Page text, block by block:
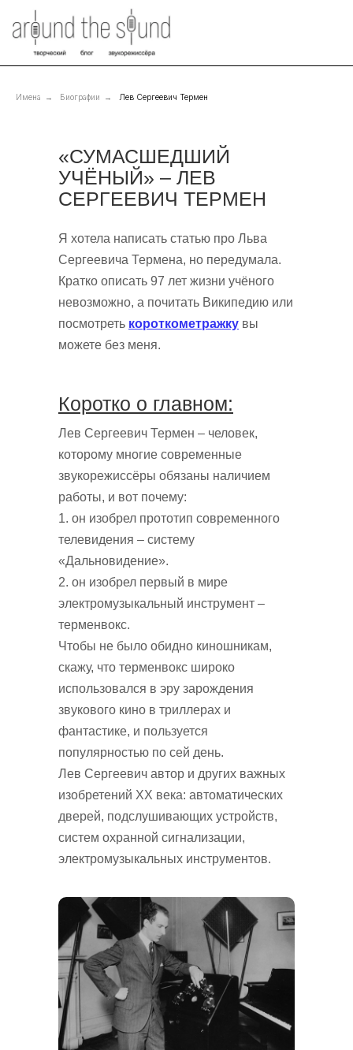
Имена → Биографии → Лев Сергеевич Термен
Лев Сергеевич Термен – человек,
которому многие современные
звукорежиссёры обязаны наличием
работы, и вот почему:
1. он изобрел прототип современного
телевидения – систему
«Дальновидение».
2. он изобрел первый в мире
электромузыкальный инструмент –
терменвокс.
Чтобы не было обидно киношникам,
скажу, что терменвокс широко
использовался в эру зарождения
звукового кино в триллерах и
фантастике, и пользуется
популярностью по сей день.
Лев Сергеевич автор и других важных
изобретений XX века: автоматических
дверей, подслушивающих устройств,
систем охранной сигнализации,
электромузыкальных инструментов.
Коротко о главном:
Я хотела написать статью про Льва
Сергеевича Термена, но передумала.
Кратко описать 97 лет жизни учёного
невозможно, а почитать Википедию или
посмотреть короткометражку вы
можете без меня.
«СУМАСШЕДШИЙ
УЧЁНЫЙ» – ЛЕВ
СЕРГЕЕВИЧ ТЕРМЕН